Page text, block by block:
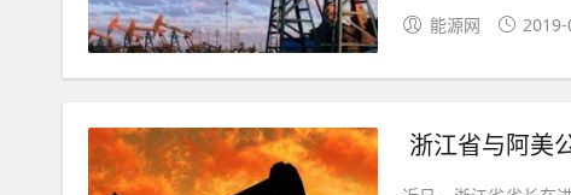
能源网
浙江省与阿美